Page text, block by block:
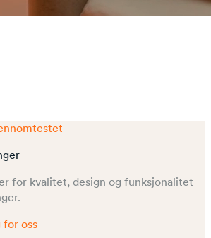
for kvalitet, design og funksjonalitet
for oss